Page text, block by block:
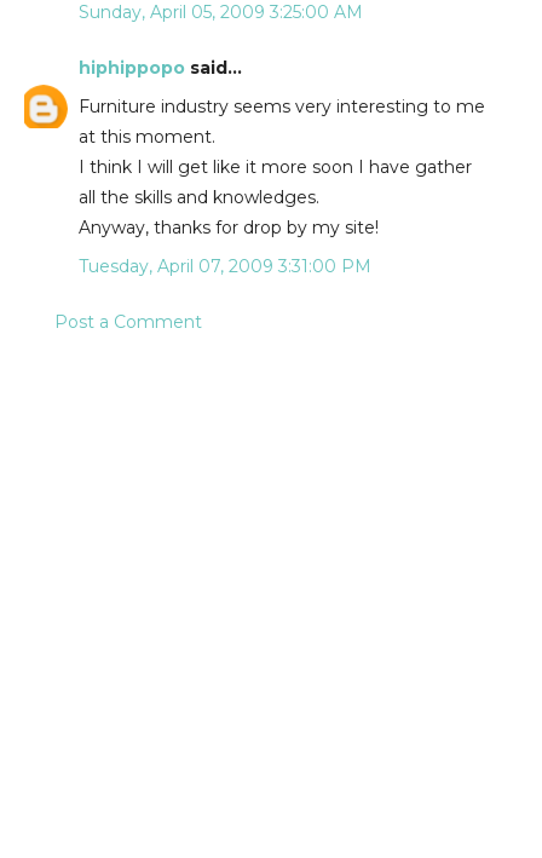
Sunday, April 05, 2009 3:25:00 AM
hiphippopo said...
Furniture industry seems very interesting to me
at this moment.
I think I will get like it more soon I have gather
all the skills and knowledges.
Anyway, thanks for drop by my site!
Tuesday, April 07, 2009 3:31:00 PM
Post a Comment